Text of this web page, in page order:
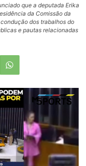
que a deputada Erika
da Comissão da
dos trabalhos do
e pautas relacionadas